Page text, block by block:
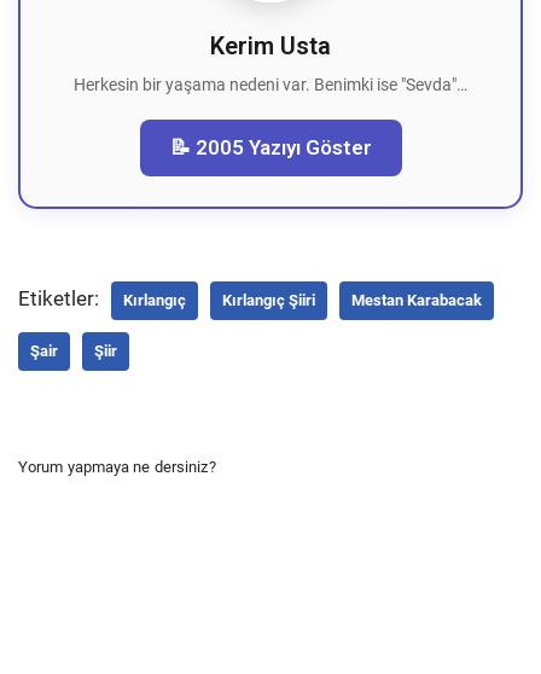
Kerim Usta
Herkesin bir yaşama nedeni var. Benimki ise "Sevda"…
📝 2005 Yazıyı Göster
Etiketler: Kırlangıç Kırlangıç Şiiri Mestan Karabacak
Şair Şiir
Yorum yapmaya ne dersiniz?